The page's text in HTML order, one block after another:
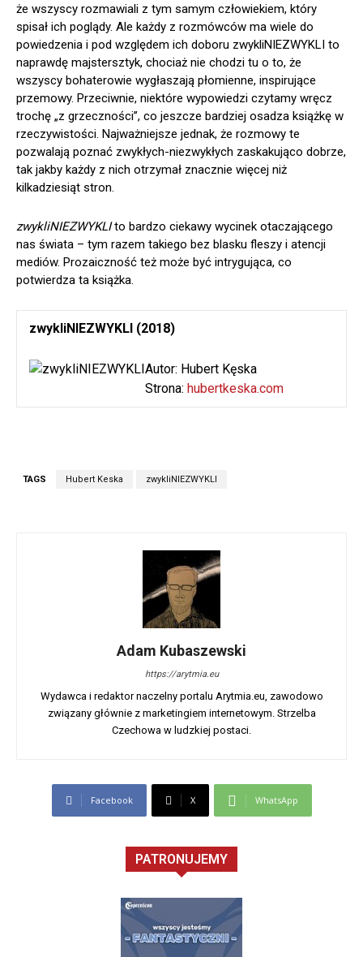
że wszyscy rozmawiali z tym samym człowiekiem, który
spisał ich poglądy. Ale każdy z rozmówców ma wiele do
powiedzenia i pod względem ich doboru zwykliNIEZWYKLI to
naprawdę majstersztyk, chociaż nie chodzi tu o to, że
wszyscy bohaterowie wygłaszają płomienne, inspirujące
przemowy. Przeciwnie, niektóre wypowiedzi czytamy wręcz
trochę „z grzeczności”, co jeszcze bardziej osadza książkę w
rzeczywistości. Najważniejsze jednak, że rozmowy te
pozwalają poznać zwykłych-niezwykłych zaskakująco dobrze,
tak jakby każdy z nich otrzymał znacznie więcej niż
kilkadziesiąt stron.
zwykliNIEZWYKLIto bardzo ciekawy wycinek otaczającego
nas świata – tym razem takiego bez blasku fleszy i atencji
mediów. Prozaiczność też może być intrygująca, co
potwierdza ta książka.
zwykliNIEZWYKLI (2018)
Autor: Hubert Kęska
Strona: hubertkeska.com
TAGS Hubert Keska zwykliNIEZWYKLI
Adam Kubaszewski
https://arytmia.eu
Wydawca i redaktor naczelny portalu Arytmia.eu, zawodowo
związany głównie z marketingiem internetowym. Strzelba
Czechowa w ludzkiej postaci.
Facebook X WhatsApp
PATRONUJEMY